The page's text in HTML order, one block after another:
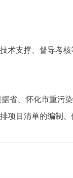
支撑、督导考
省、怀化市重
目清单的编制、